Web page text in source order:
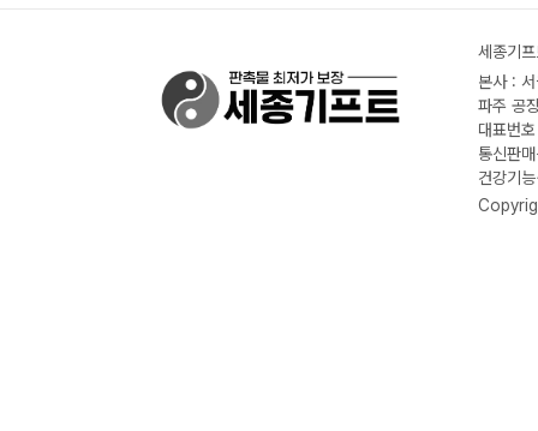
세종기
본사 :
파주 공
대표번
통신판
건강기